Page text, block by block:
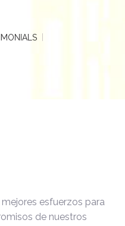
esfuerzos para
de nuestros